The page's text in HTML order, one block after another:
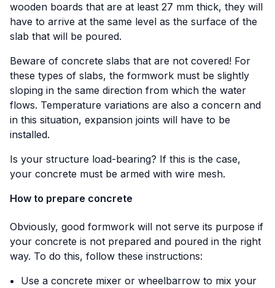
wooden boards that are at least 27 mm thick, they will
have to arrive at the same level as the surface of the
slab that will be poured.
Beware of concrete slabs that are not covered! For
these types of slabs, the formwork must be slightly
sloping in the same direction from which the water
flows. Temperature variations are also a concern and
in this situation, expansion joints will have to be
installed.
Is your structure load-bearing? If this is the case,
your concrete must be armed with wire mesh.
How to prepare concrete
Obviously, good formwork will not serve its purpose if
your concrete is not prepared and poured in the right
way. To do this, follow these instructions:
Use a concrete mixer or wheelbarrow to mix your